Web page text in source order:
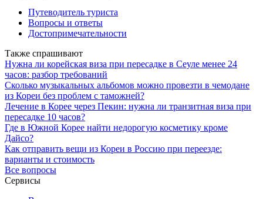
Путеводитель туриста
Вопросы и ответы
Достопримечательности
Также спрашивают
Нужна ли корейская виза при пересадке в Сеуле менее 24
часов: разбор требований
Сколько музыкальных альбомов можно провезти в чемодане
из Кореи без проблем с таможней?
Лечение в Корее через Пекин: нужна ли транзитная виза при
пересадке 10 часов?
Где в Южной Корее найти недорогую косметику кроме
Дайсо?
Как отправить вещи из Кореи в Россию при переезде:
варианты и стоимость
Все вопросы
Сервисы